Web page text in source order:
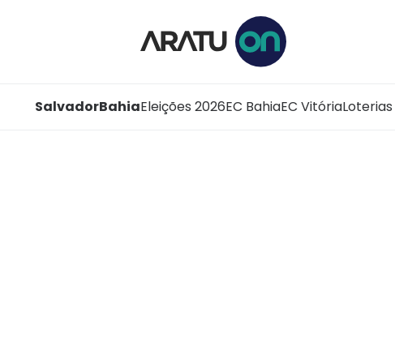
SalvadorBahiaEleições 2026EC BahiaEC VitóriaLoterias